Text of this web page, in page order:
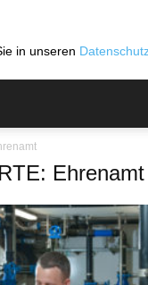
in unseren
Ehrenamt